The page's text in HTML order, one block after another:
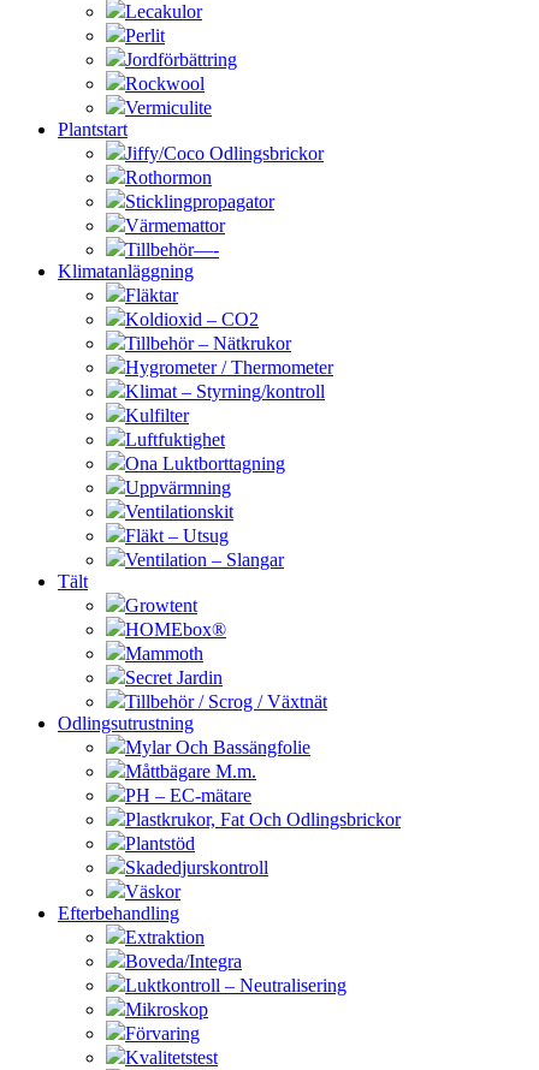
Lecakulor
Perlit
Jordförbättring
Rockwool
Vermiculite
Plantstart
Jiffy/Coco Odlingsbrickor
Rothormon
Sticklingpropagator
Värmemattor
Tillbehör—-
Klimatanläggning
Fläktar
Koldioxid – CO2
Tillbehör – Nätkrukor
Hygrometer / Thermometer
Klimat – Styrning/kontroll
Kulfilter
Luftfuktighet
Ona Luktborttagning
Uppvärmning
Ventilationskit
Fläkt – Utsug
Ventilation – Slangar
Tält
Growtent
HOMEbox®
Mammoth
Secret Jardin
Tillbehör / Scrog / Växtnät
Odlingsutrustning
Mylar Och Bassängfolie
Måttbägare M.m.
PH – EC-mätare
Plastkrukor, Fat Och Odlingsbrickor
Plantstöd
Skadedjurskontroll
Väskor
Efterbehandling
Extraktion
Boveda/Integra
Luktkontroll – Neutralisering
Mikroskop
Förvaring
Kvalitetstest